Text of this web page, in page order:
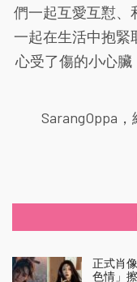
們一起互愛互懟、
一起在生活中抱緊
心受了傷的小心
SarangOppa
正式肖
色情」